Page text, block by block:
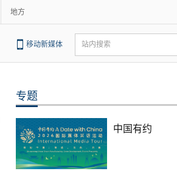
地方
移动新媒体 站内搜索
专题
中国有约